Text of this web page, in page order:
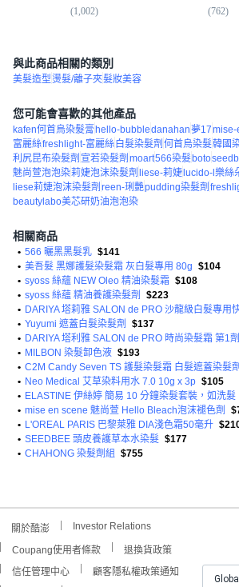
(1,002) (762)
與此商品相關的類別
美髮造型燙髮/離子夾髮妝美容
您可能會喜歡的其他產品
kafen何首烏染髮膏 hello-bubbledanahan夢17mise-
富麗絲freshlight-富麗絲 白髮染髮劑 何首烏染髮韓國
利尻昆布染髮劑 宣若染髮劑 moart566染髮boto
魅尚萱泡泡染莉婕泡沫染髮劑 liese-莉婕 lucido-l樂絲
liese莉婕泡沫染髮劑 reen-琍艷pudding染髮劑
beautylabo美芯研奶油泡泡染
相關商品
• 566 曬黑黑髮乳 $141
• 美吾髮 黑娜護髮染髮霜 灰白髮專用 80g $104
• syoss 絲蘊 NEW Oleo 精油染髮霜 $108
• syoss 絲蘊 精油養護染髮劑
$223
• DARIYA 塔莉雅 SALON de PRO 沙龍級白髮專用
• Yuyumi 遮蓋白髮染髮劑
$137
• DARIYA 塔利雅 SALON de PRO 時尚染髮霜 第1
• MILBON 染髮卸色液 $193
• C2M Candy Seven TS 護髮染髮霜 白髮遮蓋染髮劑
• Neo Medical 艾草染料用水 7.0 10g x 3p $105
• ELASTINE 伊絲婷 簡易 10 分鐘染髮套裝，如洗髮
• mise en scene 魅尚萱 Hello Bleach泡沫褪色劑
• L'OREAL PARIS 巴黎萊雅 DIA淺色霜50毫升
• SEEDBEE 頭皮養護草本水染髮 $177
• CHAHONG 染髮劑組 $755
關於酷澎 Investor Relations
Coupang使用者條款
退換貨政策
信任管理中心
顧客隱私權政策通知